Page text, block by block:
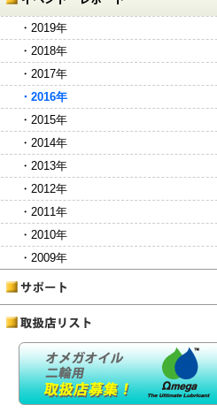
・2019年
・2018年
・2017年
・2016年
・2015年
・2014年
・2013年
・2012年
・2011年
・2010年
・2009年